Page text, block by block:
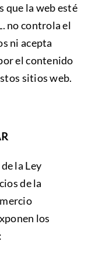
que la web esté
no controla el
ni acepta
el contenido
sitios web.
la Ley
de la
los